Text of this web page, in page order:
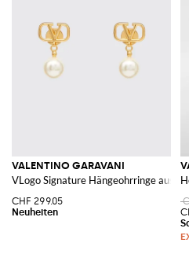
VALENTINO GARAVANI
VLogo Signature Hängeohrringe aus
CHF 299.05